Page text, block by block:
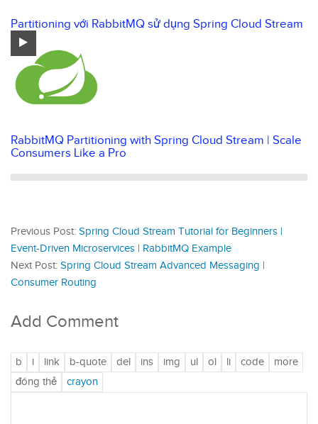
Partitioning với RabbitMQ sử dụng Spring Cloud Stream
RabbitMQ Partitioning with Spring Cloud Stream | Scale
Consumers Like a Pro
Previous Post: Spring Cloud Stream Tutorial for Beginners |
Event-Driven Microservices | RabbitMQ Example
Next Post: Spring Cloud Stream Advanced Messaging |
Consumer Routing
Add Comment